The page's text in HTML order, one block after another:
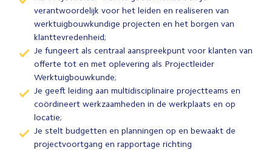
verantwoordelijk voor het leiden en realiseren van
werktuigbouwkundige projecten en het borgen van
klanttevredenheid;
Je fungeert als centraal aanspreekpunt voor klanten van
offerte tot en met oplevering als Projectleider
Werktuigbouwkunde;
Je geeft leiding aan multidisciplinaire projectteams en
coördineert werkzaamheden in de werkplaats en op
locatie;
Je stelt budgetten en planningen op en bewaakt de
projectvoortgang en rapportage richting